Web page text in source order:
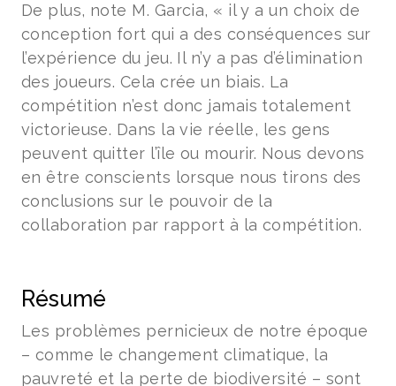
De plus, note M. Garcia, « il y a un choix de
conception fort qui a des conséquences sur
l’expérience du jeu. Il n’y a pas d’élimination
des joueurs. Cela crée un biais. La
compétition n’est donc jamais totalement
victorieuse. Dans la vie réelle, les gens
peuvent quitter l’île ou mourir. Nous devons
en être conscients lorsque nous tirons des
conclusions sur le pouvoir de la
collaboration par rapport à la compétition.
Résumé
Les problèmes pernicieux de notre époque
– comme le changement climatique, la
pauvreté et la perte de biodiversité – sont